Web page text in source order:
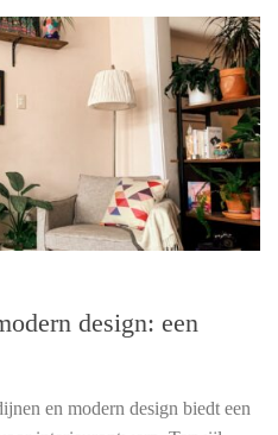
design: een
en modern design biedt een